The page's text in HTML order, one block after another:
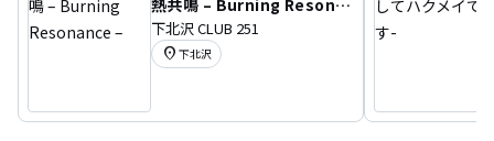
熱共鳴 – Burning Resona
nce –
下北沢 CLUB 251
location_on 下北沢